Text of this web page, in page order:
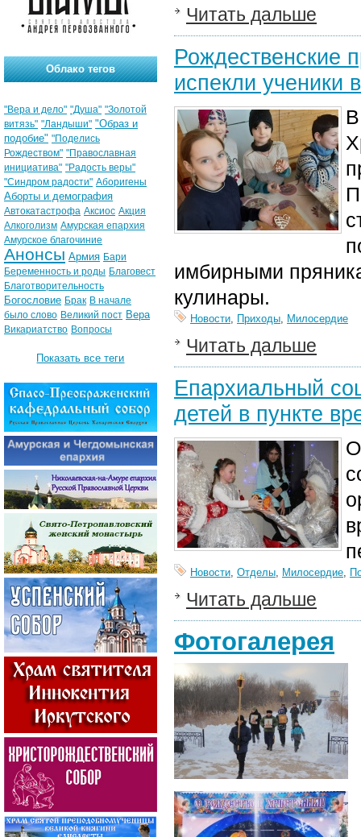
Читать дальше
Рождественские
испекли ученики
имбирными
кулинары.
Новости, Приходы, Милосердие
Читать дальше
Епархиальный
детей в пункте
Новости, Отделы, Милосердие,
Читать дальше
Фотогалерея
Облако тегов
"Вера и дело" "Душа" "Золотой
витязь" "Ландыши" "Образ и
подобие" "Поделись
Рождеством" "Православная
инициатива" "Радость веры"
"Синдром радости" Аборигены
Аборты и демография
Автокатастрофа Аксиос Акция
Алкоголизм Амурская епархия
Амурское благочиние
Анонсы Армия Бари
Беременность и роды Благовест
Благотворительность
Богословие Брак В начале
было слово Великий пост Вера
Викариатство Вопросы
Показать все теги